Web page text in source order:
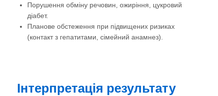
Порушення обміну речовин, ожиріння, цукровий
діабет.
Планове обстеження при підвищених ризиках
(контакт з гепатитами, сімейний анамнез).
Інтерпретація результату